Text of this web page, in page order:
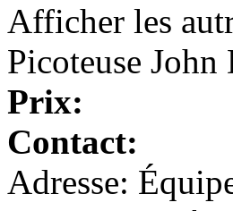
Afficher les
Picoteuse
Prix:
Contact:
Adresse: